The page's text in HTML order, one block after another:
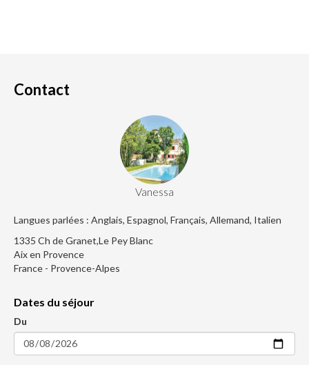
Contact
Vanessa
Langues parlées : Anglais, Espagnol, Français, Allemand, Italien
1335 Ch de Granet,Le Pey Blanc
Aix en Provence
France - Provence-Alpes
Dates du séjour
Du